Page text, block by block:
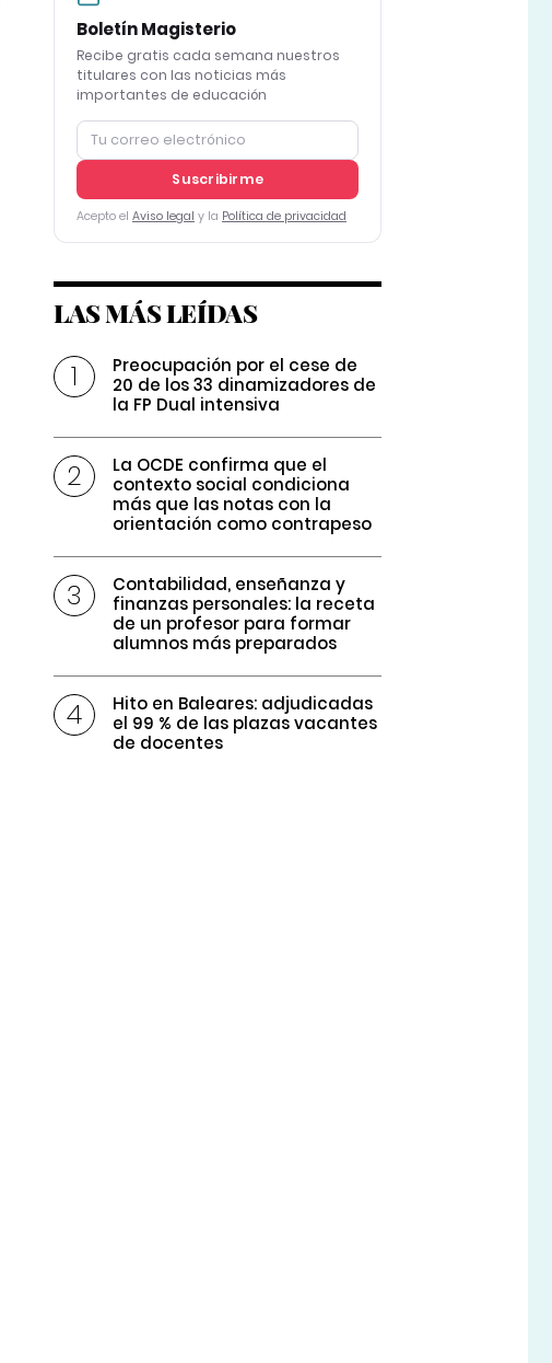
Boletín Magisterio
Recibe gratis cada semana nuestros
titulares con las noticias más
importantes de educación
Suscribirme
Acepto el Aviso legal y la Política de privacidad
LAS MÁS LEÍDAS
Preocupación por el cese de
20 de los 33 dinamizadores de
la FP Dual intensiva
La OCDE confirma que el
contexto social condiciona
más que las notas con la
orientación como contrapeso
Contabilidad, enseñanza y
finanzas personales: la receta
de un profesor para formar
alumnos más preparados
Hito en Baleares: adjudicadas
el 99 % de las plazas vacantes
de docentes